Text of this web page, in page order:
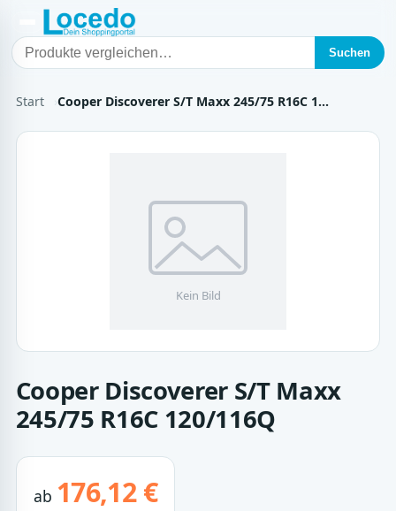
Suchen
Start Cooper Discoverer S/T Maxx 245/75 R16C 1…
Cooper Discoverer S/T Maxx
245/75 R16C 120/116Q
ab 176,12 €